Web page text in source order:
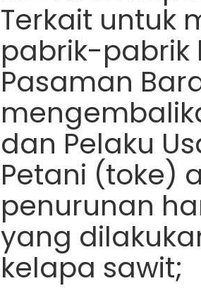
Terkait untuk
pabrik-pabrik
Pasaman
dan Pelaku
Petani (toke)
penurunan
yang
kelapa sawit;